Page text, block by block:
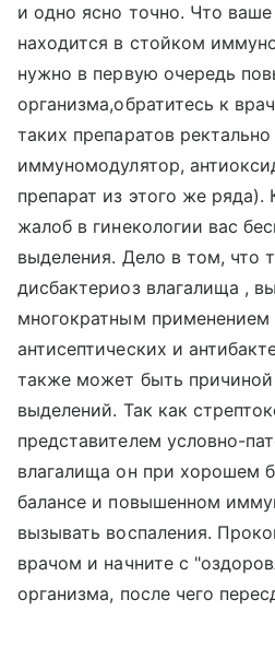
и одно ясно точно. Что
находится в стойком
нужно в первую очередь
организма,обратитесь к
таких препаратов
иммуномодулятор,
препарат из этого же ряда).
жалоб в гинекологии вас
выделения. Дело в том, что
дисбактериоз влагалища ,
многократным применением
антисептических и
также может быть
выделений. Так как
представителем условно-
влагалища он при хорошем
балансе и повышенном
вызывать воспаления.
врачом и начните с
организма, после чего